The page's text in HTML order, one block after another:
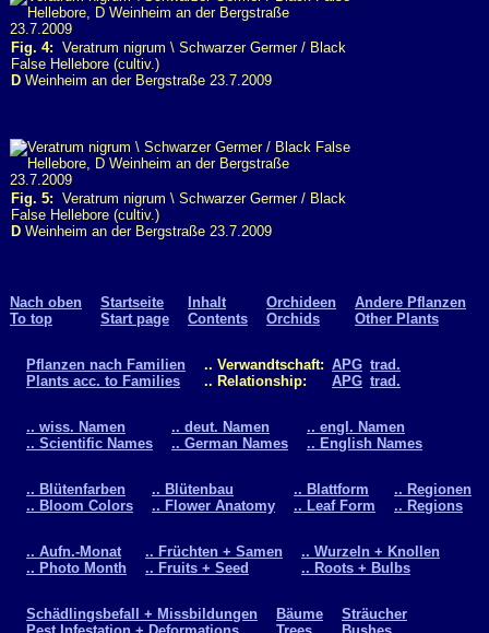
Fig. 4: Veratrum nigrum \ Schwarzer Germer / Black
False Hellebore (cultiv.)
D Weinheim an der Bergstraße 23.7.2009
Fig. 5: Veratrum nigrum \ Schwarzer Germer / Black
False Hellebore (cultiv.)
D Weinheim an der Bergstraße 23.7.2009
Nach oben
To top
Startseite
Start page
Inhalt
Contents
Orchideen
Orchids
Andere Pflanzen
Other Plants
Pflanzen nach Familien
Plants acc. to Families
.. Verwandtschaft:
.. Relationship:
APG
APG
trad.
trad.
.. wiss. Namen
.. Scientific Names
.. deut. Namen
.. German Names
.. engl. Namen
.. English Names
.. Blütenfarben
.. Bloom Colors
.. Blütenbau
.. Flower Anatomy
.. Blattform
.. Leaf Form
.. Regionen
.. Regions
.. Aufn.-Monat
.. Photo Month
.. Früchten + Samen
.. Fruits + Seed
.. Wurzeln + Knollen
.. Roots + Bulbs
Schädlingsbefall + Missbildungen
Bäume
Sträucher